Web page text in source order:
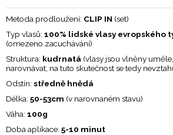
Metoda prodloužení: CLIP IN (set)
Typ vlasů: 100% lidské vlasy evropského
(omezeno zacuchávání)
Struktura: kudrnatá (vlasy jsou vlněny
narovnávat, na tuto skutečnost se tedy
Odstín: středně hnědá
Délka: 50-53cm (v narovnaném stavu)
Váha: 100g
Doba aplikace: 5-10 minut